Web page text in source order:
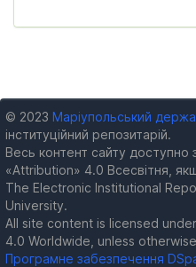
© 2023 Маріупольський
інституційний репозитарій.
Весь контент сайту доступно
«Attribution» 4.0 Всесвітня,
The Electronic Institutional
University.
All site content is licensed
4.0 Worldwide, unless
Програмне забезпечення